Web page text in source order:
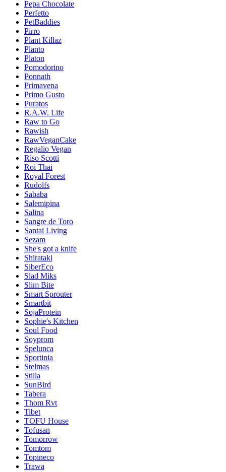
Pepa Chocolate
Perfetto
PetBaddies
Pirro
Plant Killaz
Planto
Platon
Pomodorino
Ponnath
Primavena
Primo Gusto
Puratos
R.A.W. Life
Raw to Go
Rawish
RawVeganCake
Regalio Vegan
Riso Scotti
Roi Thai
Royal Forest
Rudolfs
Sababa
Salemipina
Salina
Sangre de Toro
Santai Living
Sezam
She's got a knife
Shirataki
SiberEco
Slad Miks
Slim Bite
Smart Sprouter
Smartbit
SojaProtein
Sophie's Kitchen
Soul Food
Soyprom
Spelunca
Sportinia
Stelmas
Stilla
SunBird
Tabera
Thom Rvt
Tibet
TOFU House
Tofusan
Tomorrow
Tomtom
Topineco
Trawa